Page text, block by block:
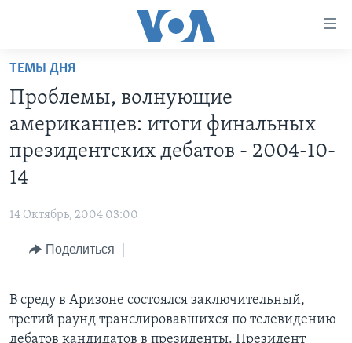
Перейти
основной
контент
Перейти
основной
Перейти
поиск
ГЛАВНОЕ
ПРОГРАММЫ
ПОЧЕМУ ЭТО ВАЖНО?
ДИСКУССИЯ VOA
НЬЮ-ЙОРК NEW YORK
АМЕРИКА. БОЛЬШОЕ ПУТЕШЕСТВИЕ
ПРОЕКТЫ
А КАК В АМЕРИКЕ?
АРТЕФАКТЫ
ТЕСТЫ
ЭКСПЕРТИЗА
ФАКТЫ ПРОТИВ ФЕЙКОВ
ЗА СВОБОДУ ПРЕССЫ
ВИДЕО
ПОДПИСКА НА НОВОСТИ
ТЕМЫ ДНЯ
Проблемы, волнующие
американцев: итоги финальных
президентских дебатов - 2004-10-
14
14 Октябрь, 2004 03:00
Поделиться
В среду в Аризоне состоялся заключительный,
третий раунд транслировавшихся по телевидению
дебатов кандидатов в президенты. Президент